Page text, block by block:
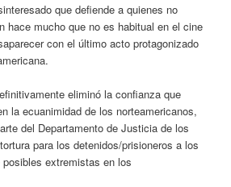
que defiende a quienes no
hace mucho que no es habitual en el cine
con el último acto protagonizado
eliminó la confianza que
la ecuanimidad de los norteamericanos,
del Departamento de Justicia de los
para los detenidos/prisioneros a los
extremistas en los